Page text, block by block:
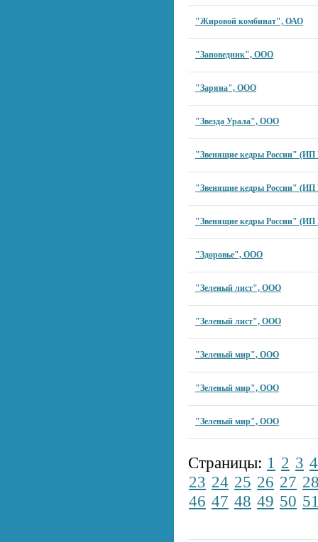
"Жировой комбинат", ОАО
"Заповедник", ООО
"Заряна", ООО
"Звезда Урала", ООО
"Звенящие кедры России"
"Звенящие кедры России"
"Звенящие кедры России"
"Здоровье", ООО
"Зеленый лист", ООО
"Зеленый лист", ООО
"Зеленый мир", ООО
"Зеленый мир", ООО
"Зеленый мир", ООО
Страницы: 1 2 3 4
23 24 25 26 27
46 47 48 49 50